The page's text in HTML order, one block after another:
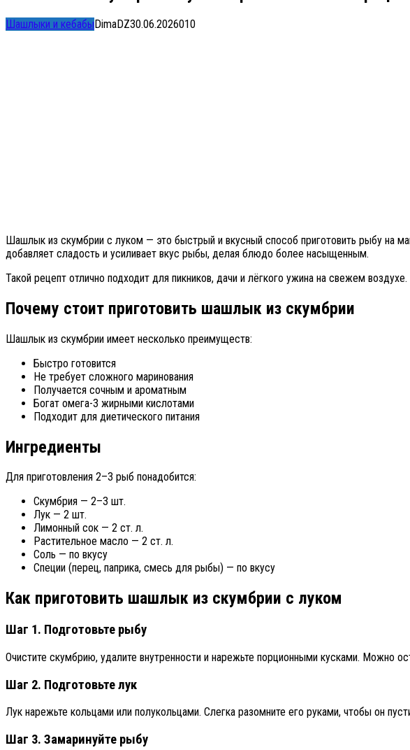
Шашлыки и кебабыDimaDZ30.06.2026010
Шашлык из скумбрии с луком — это быстрый и вкусный способ приготовить рыбу на
добавляет сладость и усиливает вкус рыбы, делая блюдо более насыщенным.
Такой рецепт отлично подходит для пикников, дачи и лёгкого ужина на свежем воздухе.
Почему стоит приготовить шашлык из скумбрии
Шашлык из скумбрии имеет несколько преимуществ:
Быстро готовится
Не требует сложного маринования
Получается сочным и ароматным
Богат омега-3 жирными кислотами
Подходит для диетического питания
Ингредиенты
Для приготовления 2–3 рыб понадобится:
Скумбрия — 2–3 шт.
Лук — 2 шт.
Лимонный сок — 2 ст. л.
Растительное масло — 2 ст. л.
Соль — по вкусу
Специи (перец, паприка, смесь для рыбы) — по вкусу
Как приготовить шашлык из скумбрии с луком
Шаг 1. Подготовьте рыбу
Очистите скумбрию, удалите внутренности и нарежьте порционными кусками. Можно
Шаг 2. Подготовьте лук
Лук нарежьте кольцами или полукольцами. Слегка разомните его руками, чтобы он
Шаг 3. Замаринуйте рыбу